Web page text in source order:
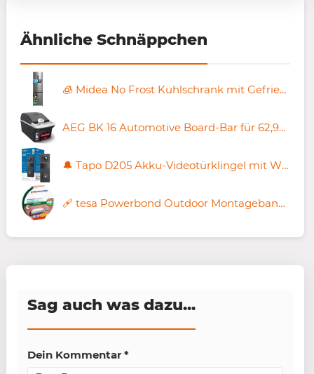
Ähnliche Schnäppchen
🧊 Midea No Frost Kühlschrank mit Gefrierfach, 378L für 683,99€ (statt 900€)
AEG BK 16 Automotive Board-Bar für 62,98€ (statt 71€)
🔔 Tapo D205 Akku-Videotürklingel mit WLAN & Kamera für 39,99€ (statt 47€)
🩹 tesa Powerbond Outdoor Montageband, 5m x 19mm für 11,03€ (statt 16€)
Sag auch was dazu...
Dein Kommentar *